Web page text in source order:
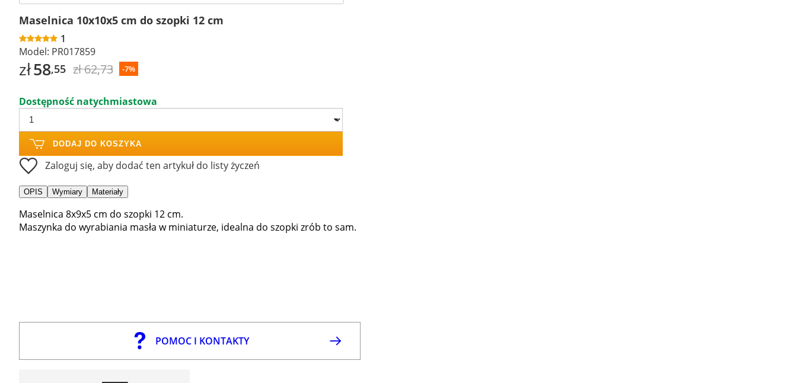
Maselnica 10x10x5 cm do szopki 12 cm
1
Model: PR017859
zł58,55 zł 62,73 -7%
Dostępność natychmiastowa
DODAJ DO KOSZYKA
Zaloguj się, aby dodać ten artykuł do listy życzeń
OPIS Wymiary Materiały
Maselnica 8x9x5 cm do szopki 12 cm.
Maszynka do wyrabiania masła w miniaturze, idealna do szopki zrób to sam.
POMOC I KONTAKTY